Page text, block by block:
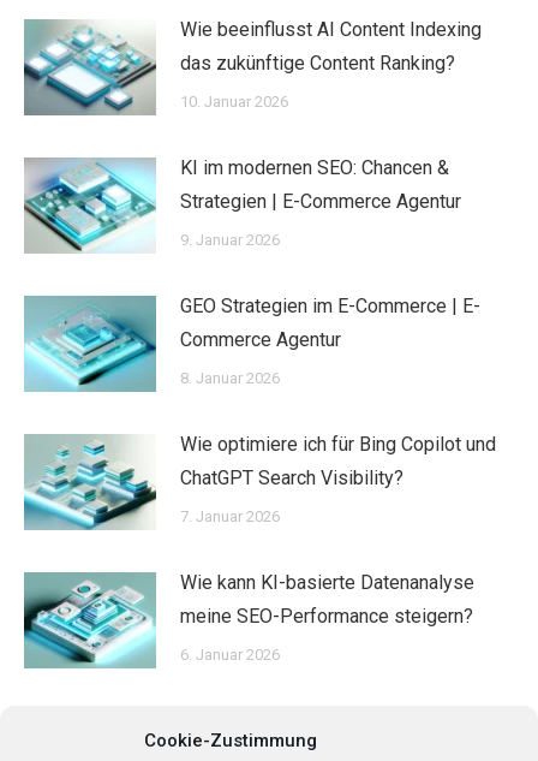
Cookie-Zustimmung
Wie beeinflusst AI Content Indexing
das zukünftige Content Ranking?
10. Januar 2026
KI im modernen SEO: Chancen &
Strategien | E-Commerce Agentur
9. Januar 2026
GEO Strategien im E-Commerce | E-
Commerce Agentur
8. Januar 2026
Wie optimiere ich für Bing Copilot und
ChatGPT Search Visibility?
7. Januar 2026
Wie kann KI-basierte Datenanalyse
meine SEO-Performance steigern?
6. Januar 2026